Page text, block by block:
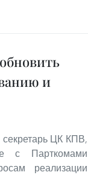
и
ЦК КПВ,
с Парткомами
реализации